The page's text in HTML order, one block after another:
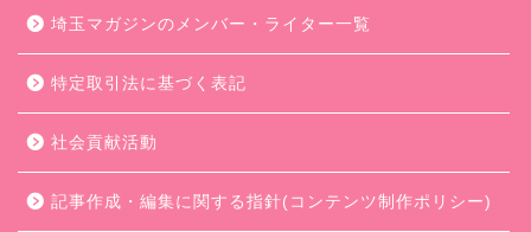
埼玉マガジンのメンバー・ライター一覧
特定取引法に基づく表記
社会貢献活動
記事作成・編集に関する指針(コンテンツ制作ポリシー)